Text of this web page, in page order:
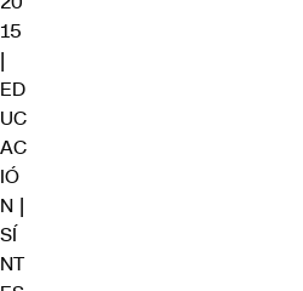
15
|
ED
UC
AC
IÓ
N |
SÍ
NT